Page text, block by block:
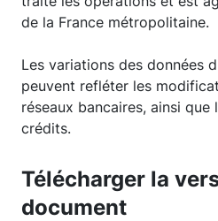
de la France métropolitaine.
Les variations des données
peuvent refléter les
réseaux bancaires, ainsi
crédits.
Télécharger la
document